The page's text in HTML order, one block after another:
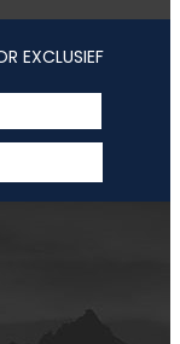
EXCLUSIEF